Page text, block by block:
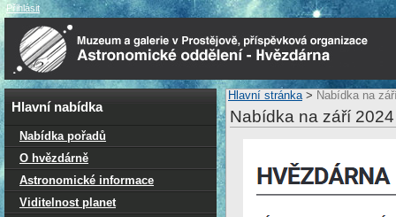
Hlavní nabídka
Nabídka pořadů
O hvězdárně
Astronomické informace
Viditelnost planet
Hlavní stránka> Nabídka na
Nabídka na září 2024
Přihlásit